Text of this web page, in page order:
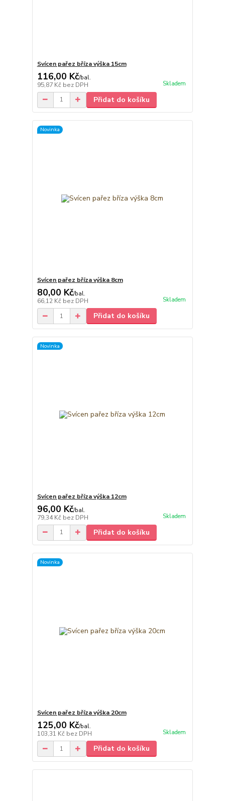
Svícen pařez bříza výška 15cm
116,00 Kč/bal.
95,87 Kč bez DPH Skladem
Přidat do košíku
Novinka
Svícen pařez bříza výška 8cm
80,00 Kč/bal.
66,12 Kč bez DPH Skladem
Přidat do košíku
Novinka
Svícen pařez bříza výška 12cm
96,00 Kč/bal.
79,34 Kč bez DPH Skladem
Přidat do košíku
Novinka
Svícen pařez bříza výška 20cm
125,00 Kč/bal.
103,31 Kč bez DPH Skladem
Přidat do košíku